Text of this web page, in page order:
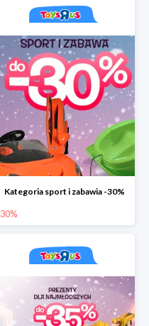
Kategoria sport i zabawia -30%
30%